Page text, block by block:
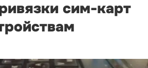
сим-карт